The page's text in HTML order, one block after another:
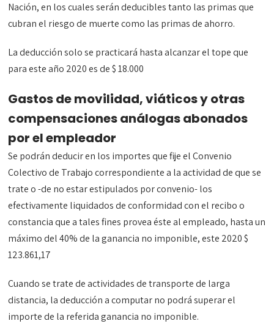
Nación, en los cuales serán deducibles tanto las primas que
cubran el riesgo de muerte como las primas de ahorro.
La deducción solo se practicará hasta alcanzar el tope que
para este año 2020 es de $ 18.000
Gastos de movilidad, viáticos y otras
compensaciones análogas abonados
por el empleador
Se podrán deducir en los importes que fije el Convenio
Colectivo de Trabajo correspondiente a la actividad de que se
trate o -de no estar estipulados por convenio- los
efectivamente liquidados de conformidad con el recibo o
constancia que a tales fines provea éste al empleado, hasta un
máximo del 40% de la ganancia no imponible, este 2020 $
123.861,17
Cuando se trate de actividades de transporte de larga
distancia, la deducción a computar no podrá superar el
importe de la referida ganancia no imponible.